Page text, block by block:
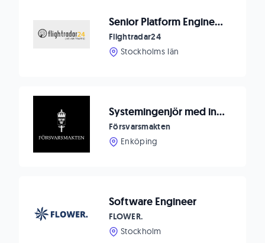
Senior Platform Engineer (Backend + Data Engineering)
Flightradar24
Stockholms län
Systemingenjör med inriktning AI Platform- och backendutvecklare
Försvarsmakten
Enköping
Software Engineer
FLOWER.
Stockholm